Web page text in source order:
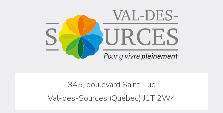
345, boulevard Saint-Luc
Val-des-Sources (Québec) J1T 2W4